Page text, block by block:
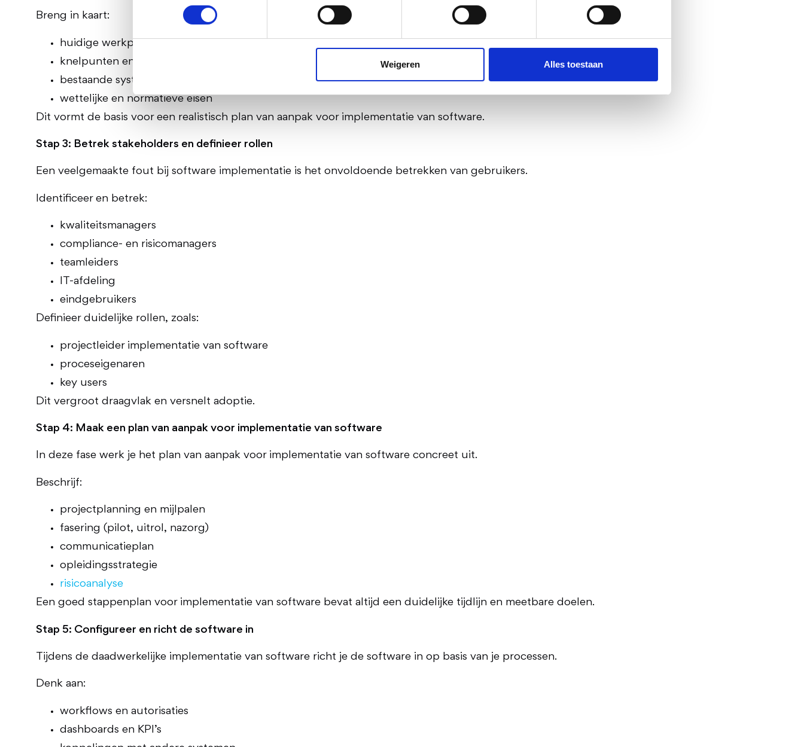
Weigeren Alles toestaan
Breng in kaart:
huidige werkprocessen
knelpunten en risico’s
bestaande systemen en integraties
wettelijke en normatieve eisen
Dit vormt de basis voor een realistisch plan van aanpak voor implementatie van software.
Stap 3: Betrek stakeholders en definieer rollen
Een veelgemaakte fout bij software implementatie is het onvoldoende betrekken van gebruikers.
Identificeer en betrek:
kwaliteitsmanagers
compliance- en risicomanagers
teamleiders
IT-afdeling
eindgebruikers
Definieer duidelijke rollen, zoals:
projectleider implementatie van software
proceseigenaren
key users
Dit vergroot draagvlak en versnelt adoptie.
Stap 4: Maak een plan van aanpak voor implementatie van software
In deze fase werk je het plan van aanpak voor implementatie van software concreet uit.
Beschrijf:
projectplanning en mijlpalen
fasering (pilot, uitrol, nazorg)
communicatieplan
opleidingsstrategie
risicoanalyse
Een goed stappenplan voor implementatie van software bevat altijd een duidelijke tijdlijn en meetbare doelen.
Stap 5: Configureer en richt de software in
Tijdens de daadwerkelijke implementatie van software richt je de software in op basis van je processen.
Denk aan:
workflows en autorisaties
dashboards en KPI’s